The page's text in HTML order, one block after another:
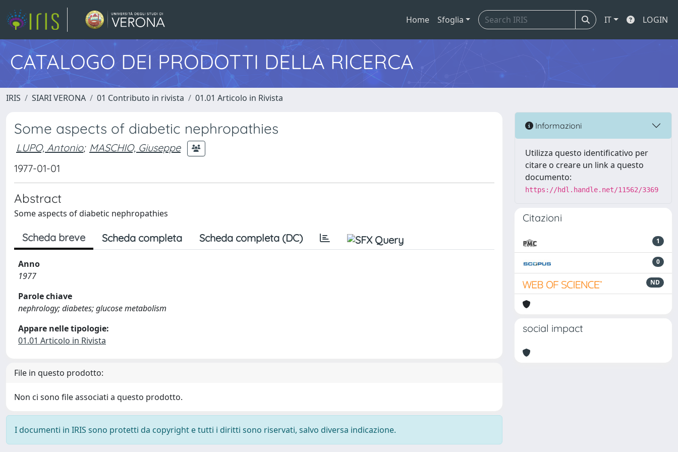
Home Sfoglia IT LOGIN
CATALOGO DEI PRODOTTI DELLA RICERCA
IRIS SIARI VERONA 01 Contributo in rivista 01.01 Articolo in Rivista
Some aspects of diabetic nephropathies
LUPO, Antonio; MASCHIO, Giuseppe
1977-01-01
Abstract
Some aspects of diabetic nephropathies
Scheda breve Scheda completa Scheda completa (DC)
Anno
1977
Parole chiave
nephrology; diabetes; glucose metabolism
Appare nelle tipologie:
01.01 Articolo in Rivista
File in questo prodotto:
Non ci sono file associati a questo prodotto.
I documenti in IRIS sono protetti da copyright e tutti i diritti sono riservati, salvo diversa indicazione.
Informazioni
Utilizza questo identificativo per
citare o creare un link a questo
documento:
https://hdl.handle.net/11562/3369
Citazioni
1
0
ND
social impact